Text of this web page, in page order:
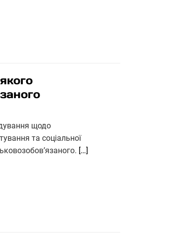
щодо
та соціальної
[…]